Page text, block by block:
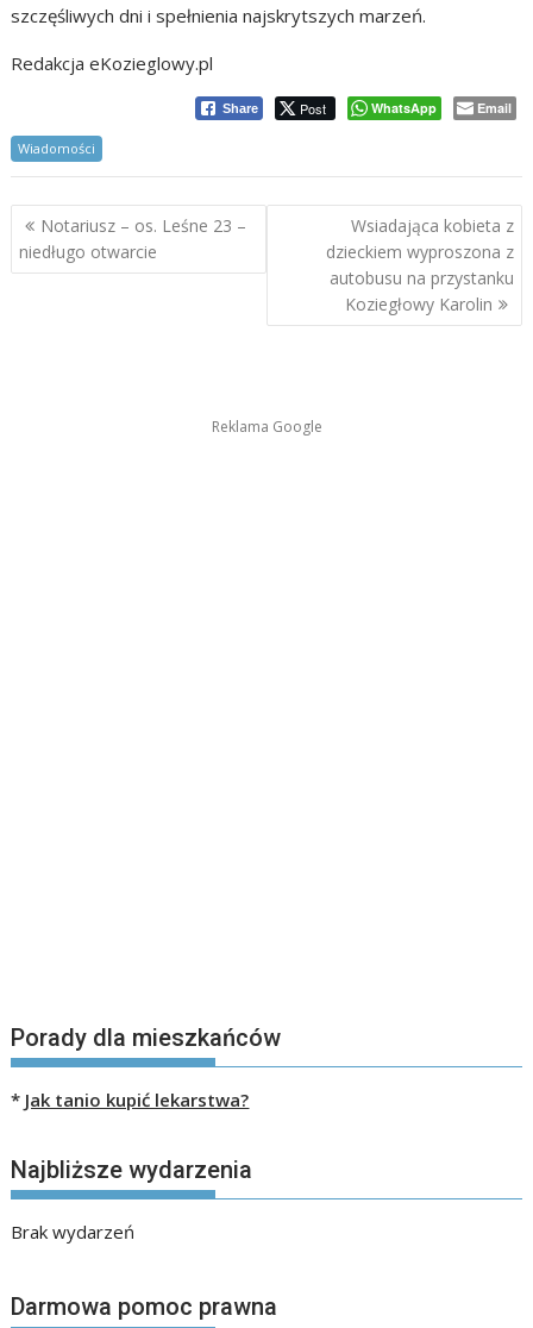
szczęśliwych dni i spełnienia najskrytszych marzeń.
Redakcja eKozieglowy.pl
Share Post WhatsApp Email
Wiadomości
Nawigacja
wpisu
Notariusz – os. Leśne 23 –
niedługo otwarcie
Wsiadająca kobieta z
dzieckiem wyproszona z
autobusu na przystanku
Koziegłowy Karolin
Reklama Google
Porady dla mieszkańców
* Jak tanio kupić lekarstwa?
Najbliższe wydarzenia
Brak wydarzeń
Darmowa pomoc prawna